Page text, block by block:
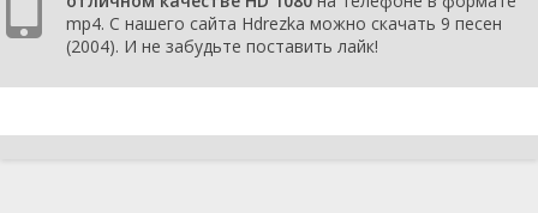
mp4. С нашего сайта Hdrezka можно скачать 9 песен
(2004). И не забудьте поставить лайк!